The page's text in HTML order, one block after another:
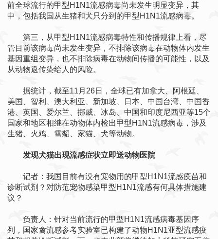
前全球流行的甲型H1N1流感病毒尚未发生明显变异，其
中，包括我国从生猪和犬只分到的甲型H1N1流感病毒。
第三，从甲型H1N1流感病毒特性和传播规律上看，尽
管目前该病毒尚未发生变异，不排除该病毒在动物体内发生
基因重组变异，也不排除病毒在动物间传播的可能性，以及
从动物返传染给人的风险。
据统计，截至11月26日，全球已有加拿大、阿根廷、
美国、智利、澳大利亚、新加坡、日本、中国台湾、中国香
港、英国、爱尔兰、挪威、冰岛、中国和印度尼西亚等15个
国家和地区相继在动物体内检出甲型H1N1流感病毒，涉及
生猪、火鸡、雪貂、家猫、犬等动物。
发现犬猫出现流感症状立即送动物医院
记者：我国目前有没有宠物用的甲型H1N1流感疫苗和
诊断试剂？对防范宠物感染甲型H1N1流感有何具体措施建
议？
负责人：针对当前流行的甲型H1N1流感病毒基因序
列，国家禽流感参考实验室已构建了动物H1N1亚型流感疫